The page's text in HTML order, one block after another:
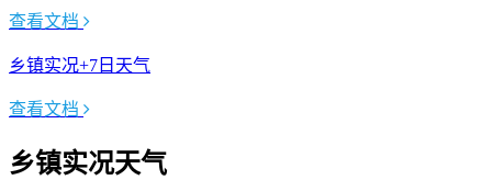
查看文档
乡镇实况+7日天气
查看文档
乡镇实况天气